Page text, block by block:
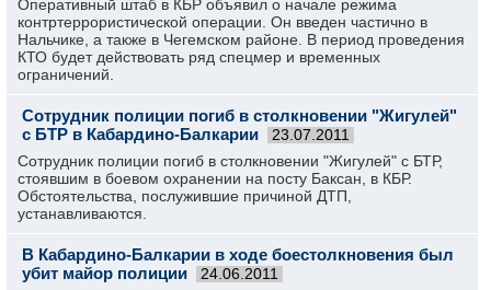
Оперативный штаб в КБР объявил о начале режима
контртеррористической операции. Он введен частично в
Нальчике, а также в Чегемском районе. В период проведения
КТО будет действовать ряд спецмер и временных
ограничений.
Сотрудник полиции погиб в столкновении "Жигулей"
с БТР в Кабардино-Балкарии
23.07.2011
Сотрудник полиции погиб в столкновении "Жигулей" с БТР,
стоявшим в боевом охранении на посту Баксан, в КБР.
Обстоятельства, послужившие причиной ДТП,
устанавливаются.
В Кабардино-Балкарии в ходе боестолкновения был
убит майор полиции
24.06.2011